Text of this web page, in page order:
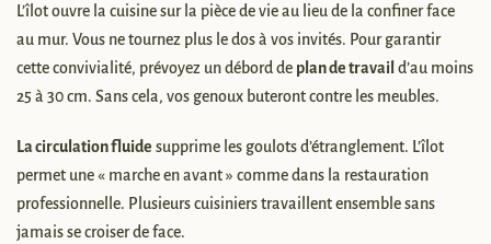
L’îlot ouvre la cuisine sur la pièce de vie au lieu de la confiner face
au mur. Vous ne tournez plus le dos à vos invités. Pour garantir
cette convivialité, prévoyez un débord de plan de travail d’au moins
25 à 30 cm. Sans cela, vos genoux buteront contre les meubles.
La circulation fluide supprime les goulots d’étranglement. L’îlot
permet une « marche en avant » comme dans la restauration
professionnelle. Plusieurs cuisiniers travaillent ensemble sans
jamais se croiser de face.